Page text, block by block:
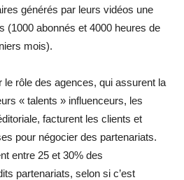
générés par leurs vidéos une
(1000 abonnés et 4000 heures de
mois).
le rôle des agences, qui assurent la
« talents » influenceurs, les
facturent les clients et
pour négocier des partenariats.
entre 25 et 30% des
partenariats, selon si c’est